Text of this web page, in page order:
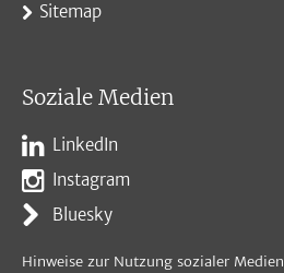
Sitemap
Soziale Medien
LinkedIn
Instagram
Bluesky
Hinweise zur Nutzung sozialer Medien